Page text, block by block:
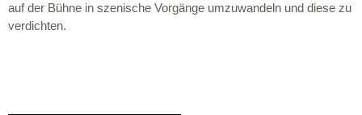
auf der Bühne in szenische Vorgänge umzuwandeln und diese zu
verdichten.